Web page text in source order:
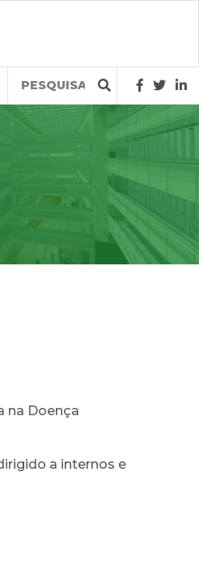
na Doença
a internos e